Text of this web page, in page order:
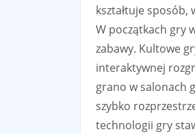
kształtuje sposób,
W początkach gry
zabawy. Kultowe
interaktywnej
grano w salonach
szybko
technologii gry